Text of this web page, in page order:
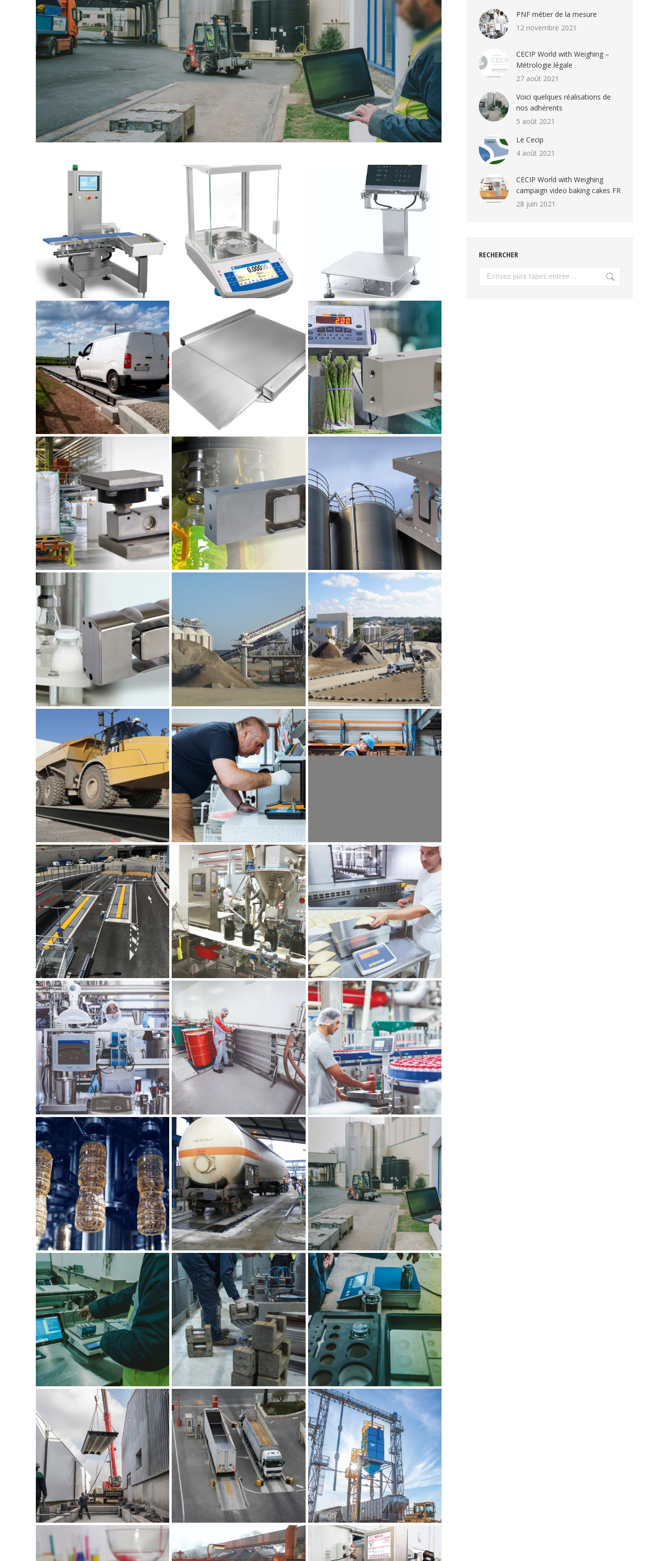
PNF métier de la mesure
12 novembre 2021
CECIP World with Weighing –
Métrologie légale
27 août 2021
Voici quelques réalisations de
nos adhérents
5 août 2021
Le Cecip
4 août 2021
CECIP World with Weighing
campaign video baking cakes FR
28 juin 2021
RECHERCHER